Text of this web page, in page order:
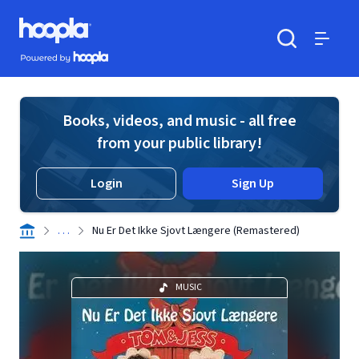
Skip to main content
Hoopla logo
Powered by Hoopla
Books, videos, and music - all free
from your public library!
Login Sign Up
. . . Nu Er Det Ikke Sjovt Længere (Remastered)
MUSIC